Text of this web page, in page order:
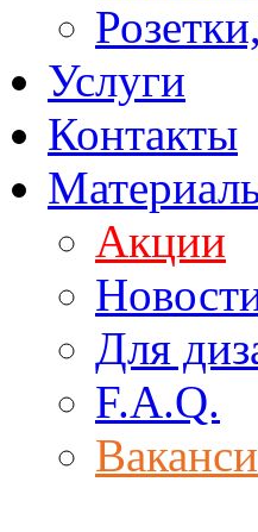
Услуги
Контакты
Акции
Для
F.A.Q.